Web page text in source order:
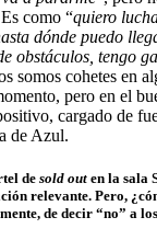
como “quiero
dónde puedo
obstáculos, tengo
somos cohetes en
pero en el
cargado de
de Azul.
de sold out en la sala
relevante. Pero,
de decir “no” a